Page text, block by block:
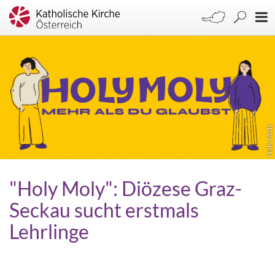
Holy Moly
"Holy Moly": Diözese Graz-
Seckau sucht erstmals
Lehrlinge